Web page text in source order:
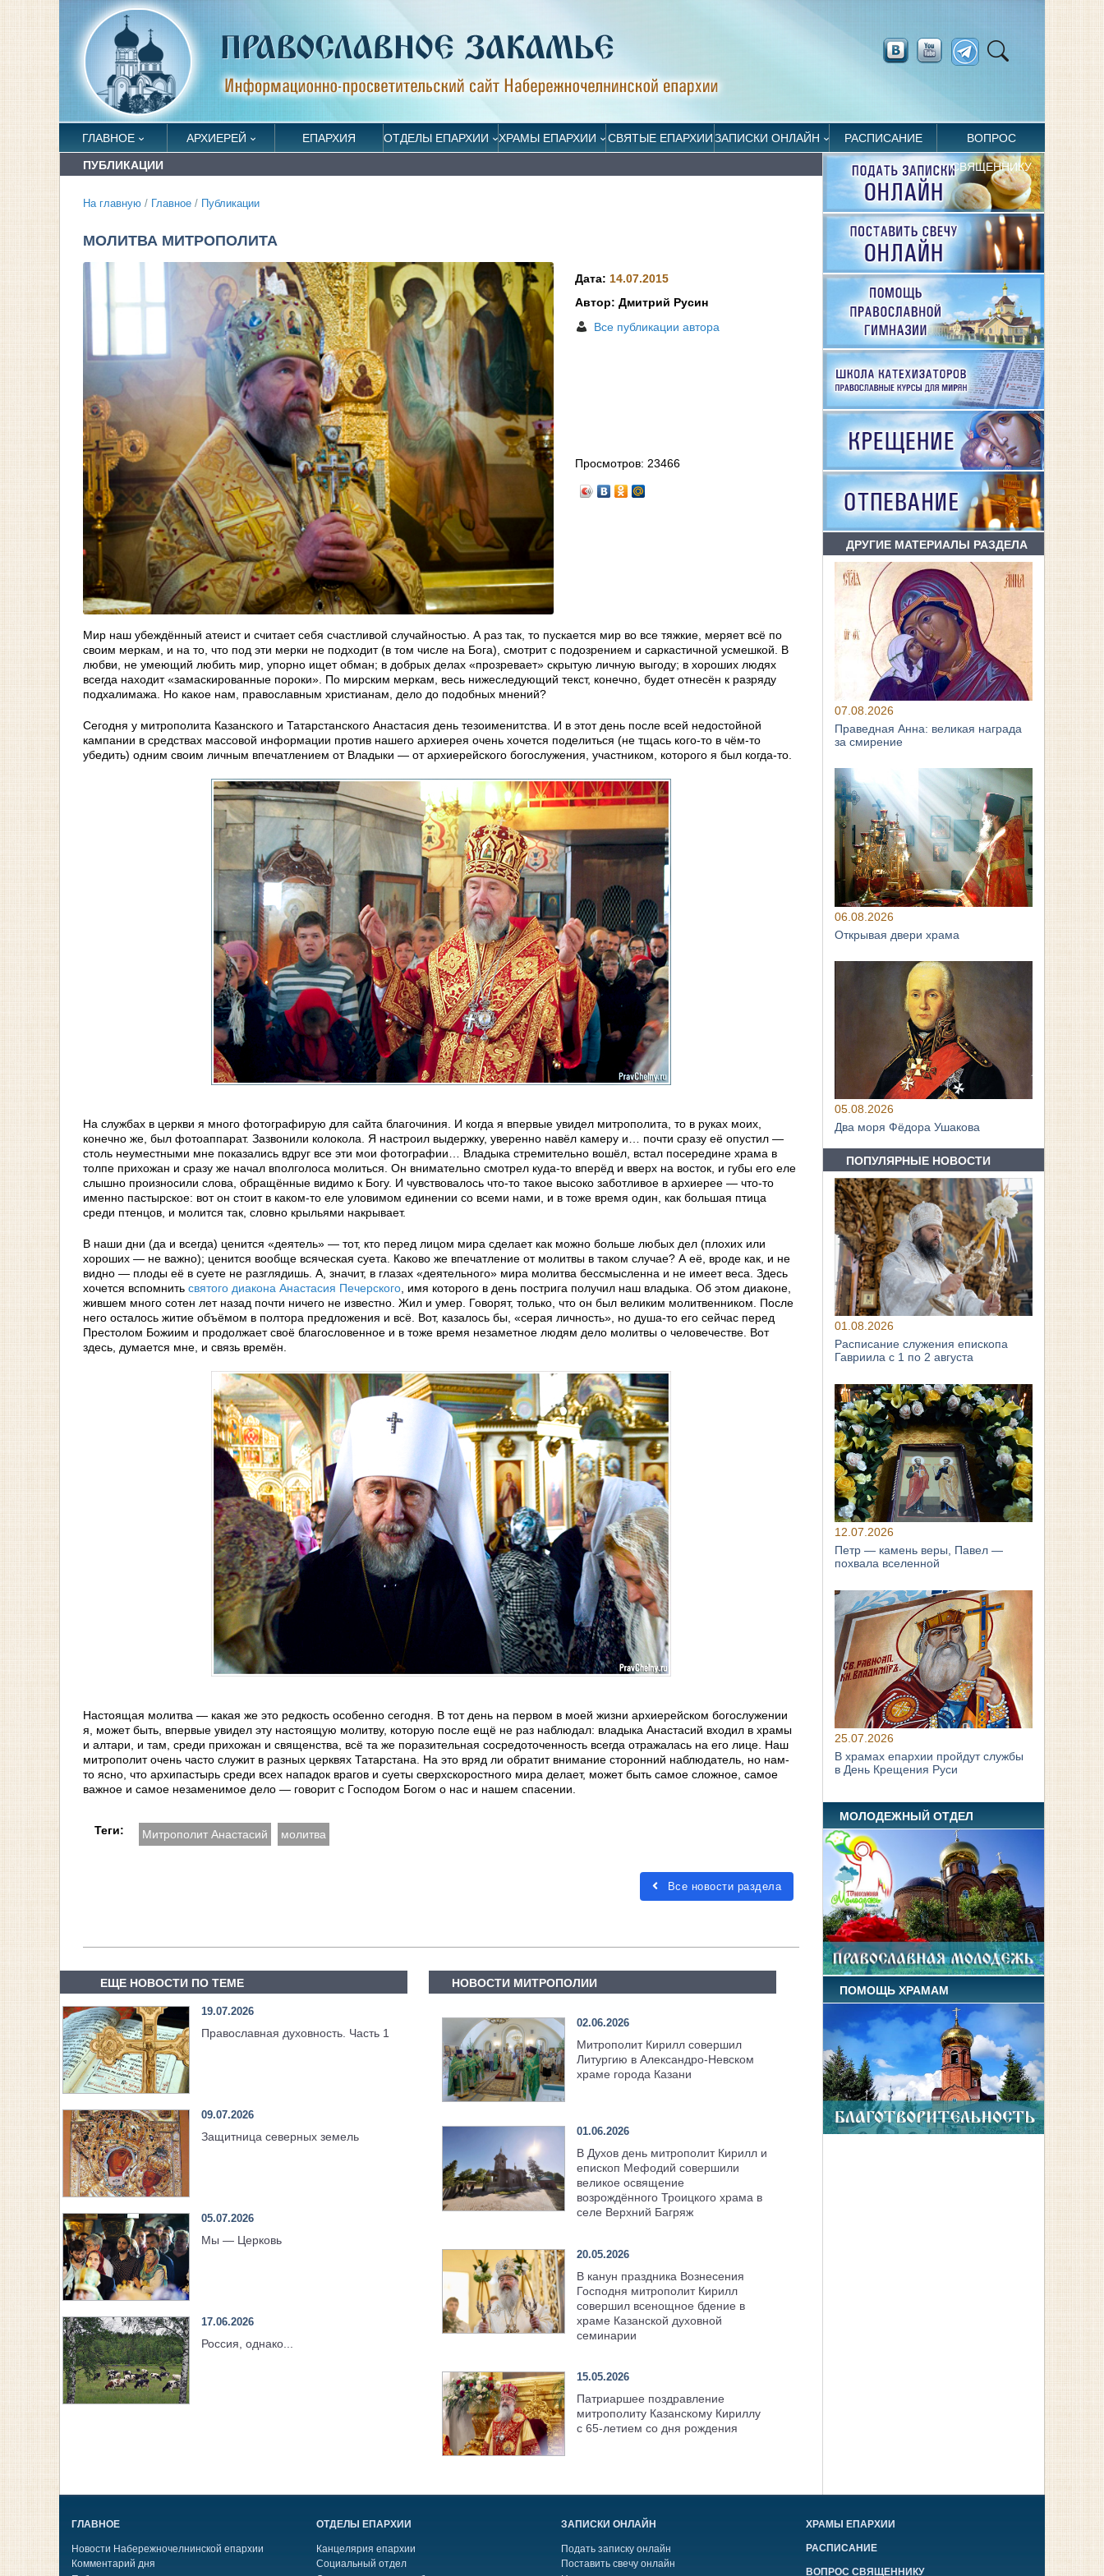
ГЛАВНОЕ АРХИЕРЕЙ ЕПАРХИЯ ОТДЕЛЫ ЕПАРХИИ ХРАМЫ ЕПАРХИИ СВЯТЫЕ ЕПАРХИИЗАПИСКИ ОНЛАЙН РАСПИСАНИЕ ВОПРОС
СВЯЩЕННИКУ
ПУБЛИКАЦИИ
На главную / Главное / Публикации
МОЛИТВА МИТРОПОЛИТА
Дата: 14.07.2015
Автор: Дмитрий Русин
Все публикации автора
Просмотров:23466
Мир наш убеждённый атеист и считает себя счастливой случайностью. А раз так, то пускается мир во все тяжкие, меряет всё по
своим меркам, и на то, что под эти мерки не подходит (в том числе на Бога), смотрит с подозрением и саркастичной усмешкой. В
любви, не умеющий любить мир, упорно ищет обман; в добрых делах «прозревает» скрытую личную выгоду; в хороших людях
всегда находит «замаскированные пороки». По мирским меркам, весь нижеследующий текст, конечно, будет отнесён к разряду
подхалимажа. Но какое нам, православным христианам, дело до подобных мнений?
Сегодня у митрополита Казанского и Татарстанского Анастасия день тезоименитства. И в этот день после всей недостойной
кампании в средствах массовой информации против нашего архиерея очень хочется поделиться (не тщась кого-то в чём-то
убедить) одним своим личным впечатлением от Владыки — от архиерейского богослужения, участником, которого я был когда-то.
На службах в церкви я много фотографирую для сайта благочиния. И когда я впервые увидел митрополита, то в руках моих,
конечно же, был фотоаппарат. Зазвонили колокола. Я настроил выдержку, уверенно навёл камеру и… почти сразу её опустил —
столь неуместными мне показались вдруг все эти мои фотографии… Владыка стремительно вошёл, встал посередине храма в
толпе прихожан и сразу же начал вполголоса молиться. Он внимательно смотрел куда-то вперёд и вверх на восток, и губы его еле
слышно произносили слова, обращённые видимо к Богу. И чувствовалось что-то такое высоко заботливое в архиерее — что-то
именно пастырское: вот он стоит в каком-то еле уловимом единении со всеми нами, и в тоже время один, как большая птица
среди птенцов, и молится так, словно крыльями накрывает.
В наши дни (да и всегда) ценится «деятель» — тот, кто перед лицом мира сделает как можно больше любых дел (плохих или
хороших — не важно); ценится вообще всяческая суета. Каково же впечатление от молитвы в таком случае? А её, вроде как, и не
видно — плоды её в суете не разглядишь. А, значит, в глазах «деятельного» мира молитва бессмысленна и не имеет веса. Здесь
хочется вспомнить святого диакона Анастасия Печерского, имя которого в день пострига получил наш владыка. Об этом диаконе,
жившем много сотен лет назад почти ничего не известно. Жил и умер. Говорят, только, что он был великим молитвенником. После
него осталось житие объёмом в полтора предложения и всё. Вот, казалось бы, «серая личность», но душа-то его сейчас перед
Престолом Божиим и продолжает своё благословенное и в тоже время незаметное людям дело молитвы о человечестве. Вот
здесь, думается мне, и связь времён.
Настоящая молитва — какая же это редкость особенно сегодня. В тот день на первом в моей жизни архиерейском богослужении
я, может быть, впервые увидел эту настоящую молитву, которую после ещё не раз наблюдал: владыка Анастасий входил в храмы
и алтари, и там, среди прихожан и священства, всё та же поразительная сосредоточенность всегда отражалась на его лице. Наш
митрополит очень часто служит в разных церквях Татарстана. На это вряд ли обратит внимание сторонний наблюдатель, но нам-
то ясно, что архипастырь среди всех нападок врагов и суеты сверхскоростного мира делает, может быть самое сложное, самое
важное и самое незаменимое дело — говорит с Господом Богом о нас и нашем спасении.
Теги: Митрополит Анастасий молитва
Все новости раздела
ЕЩЕ НОВОСТИ ПО ТЕМЕ
19.07.2026
Православная духовность. Часть 1
09.07.2026
Защитница северных земель
05.07.2026
Мы — Церковь
17.06.2026
Россия, однако...
НОВОСТИ МИТРОПОЛИИ
02.06.2026
Митрополит Кирилл совершил
Литургию в Александро-Невском
храме города Казани
01.06.2026
В Духов день митрополит Кирилл и
епископ Мефодий совершили
великое освящение
возрождённого Троицкого храма в
селе Верхний Багряж
20.05.2026
В канун праздника Вознесения
Господня митрополит Кирилл
совершил всенощное бдение в
храме Казанской духовной
семинарии
15.05.2026
Патриаршее поздравление
митрополиту Казанскому Кириллу
с 65-летием со дня рождения
ДРУГИЕ МАТЕРИАЛЫ РАЗДЕЛА
07.08.2026
Праведная Анна: великая награда
за смирение
06.08.2026
Открывая двери храма
05.08.2026
Два моря Фёдора Ушакова
ПОПУЛЯРНЫЕ НОВОСТИ
01.08.2026
Расписание служения епископа
Гавриила с 1 по 2 августа
12.07.2026
Петр — камень веры, Павел —
похвала вселенной
25.07.2026
В храмах епархии пройдут службы
в День Крещения Руси
МОЛОДЕЖНЫЙ ОТДЕЛ
ПОМОЩЬ ХРАМАМ
ГЛАВНОЕ
Новости Набережночелнинской епархии
Комментарий дня
ОТДЕЛЫ ЕПАРХИИ
Канцелярия епархии
Социальный отдел
ЗАПИСКИ ОНЛАЙН
Подать записку онлайн
Поставить свечу онлайн
ХРАМЫ ЕПАРХИИ
РАСПИСАНИЕ
ВОПРОС СВЯЩЕННИКУ